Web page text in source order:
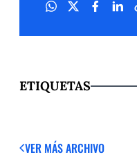
ETIQUETAS
VER MÁSARCHIVO